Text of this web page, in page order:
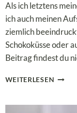
Als ich letztens
ich auch meinen
ziemlich
Schokoküsse oder
Beitrag findest du
WEITERLESEN LOW
–